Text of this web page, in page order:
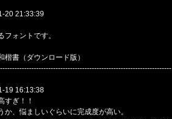
21:33:39
ォントです。
書（ダウンロード版）
16:13:38
ぎ！！
か、悩ましいぐらいに完成度が高い。